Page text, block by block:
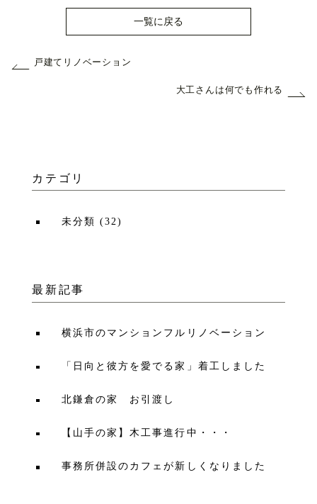
一覧に戻る
戸建てリノベーション
大工さんは何でも作れる
カテゴリ
未分類 (32)
最新記事
横浜市のマンションフルリノベーション
「日向と彼方を愛でる家」着工しました
北鎌倉の家 お引渡し
【山手の家】木工事進行中・・・
事務所併設のカフェが新しくなりました